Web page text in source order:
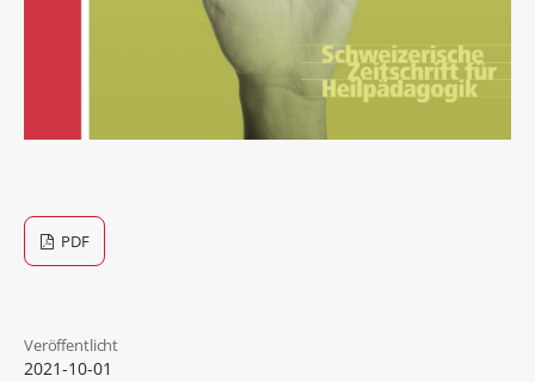
PDF
Veröffentlicht
2021-10-01